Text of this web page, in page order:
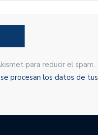
para reducir el spam.
procesan los datos de tus